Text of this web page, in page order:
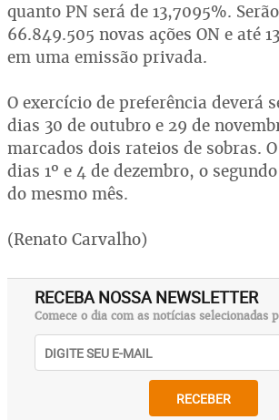
quanto PN será de 13,7095%.
66.849.505 novas ações ON e até
em uma emissão privada.
O exercício de preferência deverá
dias 30 de outubro e 29 de
marcados dois rateios de sobras.
dias 1º e 4 de dezembro, o
do mesmo mês.
(Renato Carvalho)
RECEBA NOSSA NEWSLETTER
Comece o dia com as notícias selecionadas
RECEBER